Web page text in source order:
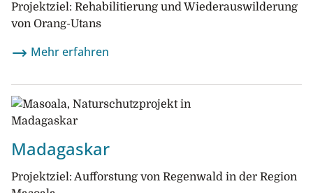
Projektziel: Rehabilitierung und Wiederauswilderung
von Orang-Utans
Mehr erfahren
Madagaskar
Projektziel: Aufforstung von Regenwald in der Region